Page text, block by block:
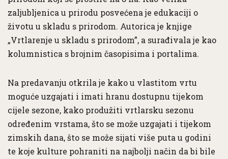
zaljubljenica u prirodu posvećena je edukaciji o
životu u skladu s prirodom. Autorica je knjige
„Vrtlarenje u skladu s prirodom”, a surađivala je kao
kolumnistica s brojnim časopisima i portalima.
Na predavanju otkrila je kako u vlastitom vrtu
moguće uzgajati i imati hranu dostupnu tijekom
cijele sezone, kako produžiti vrtlarsku sezonu
određenim vrstama, što se može uzgajati i tijekom
zimskih dana, što se može sijati više puta u godini
te koje kulture pohraniti na najbolji način da bi bile